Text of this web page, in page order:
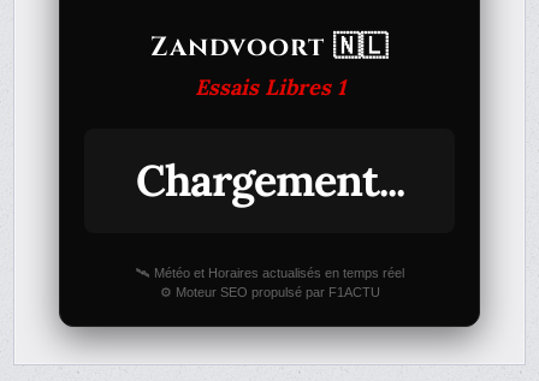
Zandvoort 🇳🇱
Essais Libres 1
Chargement...
🛰️ Météo et Horaires actualisés en temps réel
⚙️ Moteur SEO propulsé par F1ACTU